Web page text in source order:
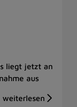
liegt jetzt an
aus